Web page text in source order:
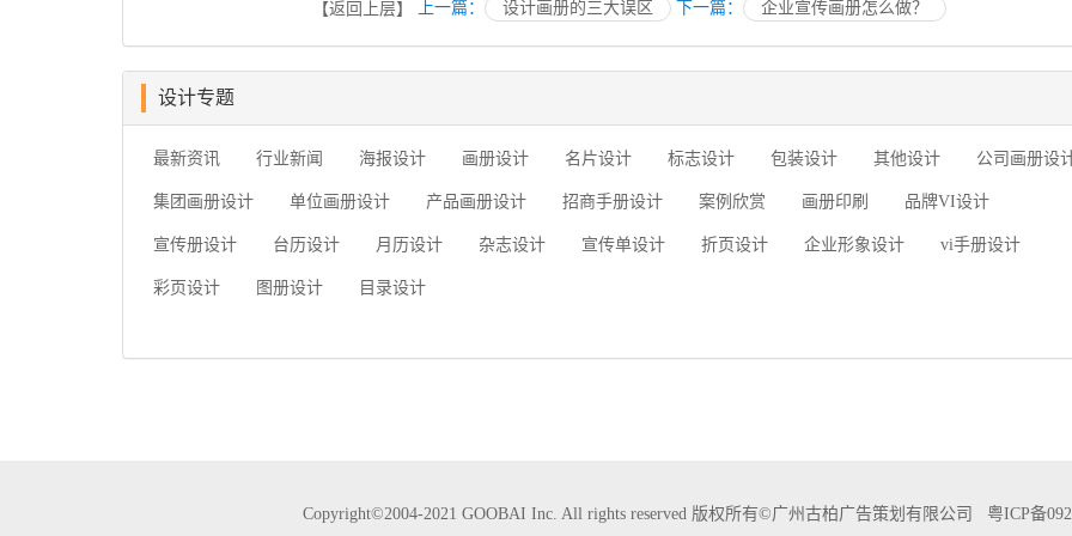
【返回上层】 上一篇： 设计画册的三大误区 下一篇： 企业宣传画册怎么做？
设计专题
最新资讯 行业新闻 海报设计 画册设计 名片设计 标志设计 包装设计 其他设计 公司画册设
集团画册设计 单位画册设计 产品画册设计 招商手册设计 案例欣赏 画册印刷 品牌VI设计
宣传册设计 台历设计 月历设计 杂志设计 宣传单设计 折页设计 企业形象设计 vi手册设计
彩页设计 图册设计 目录设计
Copyright©2004-2021 GOOBAI Inc. All rights reserved 版权所有©广州古柏广告策划有限公司 粤ICP备